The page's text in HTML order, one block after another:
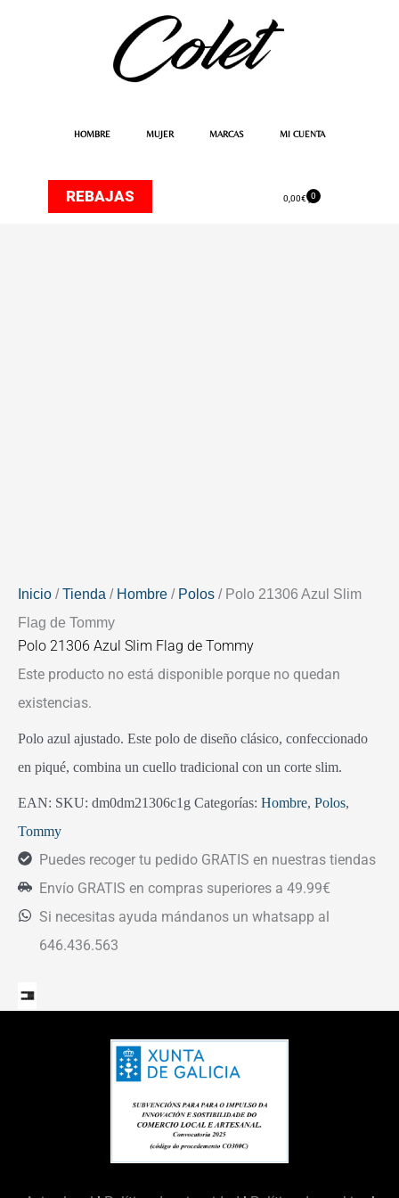
HOMBRE MUJER MARCAS MI CUENTA
REBAJAS 0,00€ 0
Carrito
Inicio /Tienda / Hombre / Polos / Polo 21306 Azul Slim
Flag de Tommy
Polo 21306 Azul Slim Flag de Tommy
Este producto no está disponible porque no quedan
existencias.
Polo azul ajustado. Este polo de diseño clásico, confeccionado
en piqué, combina un cuello tradicional con un corte slim.
EAN: SKU: dm0dm21306c1g Categorías: Hombre, Polos,
Tommy
Puedes recoger tu pedido GRATIS en nuestras tiendas
Envío GRATIS en compras superiores a 49.99€
Si necesitas ayuda mándanos un whatsapp al
646.436.563